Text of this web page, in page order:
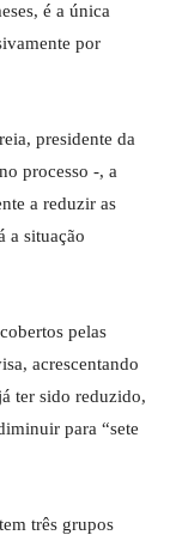
é a única
por
presidente da
processo -, a
a reduzir as
a situação
pelas
acrescentando
ter sido reduzido,
para “sete
três grupos